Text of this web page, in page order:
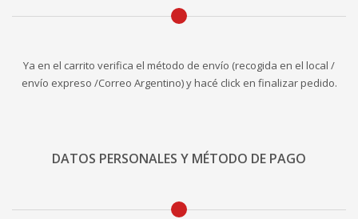
Ya en el carrito verifica el método de envío (recogida en el local /
envío expreso /Correo Argentino) y hacé click en finalizar pedido.
DATOS PERSONALES Y MÉTODO DE PAGO